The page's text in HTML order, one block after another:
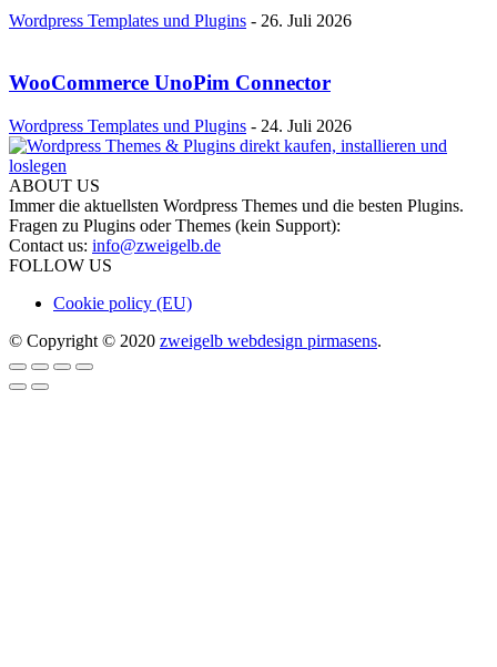
Wordpress Templates und Plugins - 26. Juli 2026
WooCommerce UnoPim Connector
Wordpress Templates und Plugins - 24. Juli 2026
ABOUT US
Immer die aktuellsten Wordpress Themes und die besten Plugins.
Fragen zu Plugins oder Themes (kein Support):
Contact us: info@zweigelb.de
FOLLOW US
Cookie policy (EU)
© Copyright © 2020 zweigelb webdesign pirmasens.